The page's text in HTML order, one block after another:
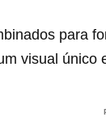
para
visual único